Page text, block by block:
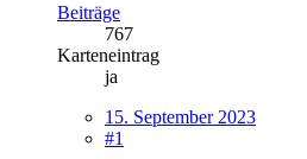
Beiträge
767
Karteneintrag
ja
15. September 2023
#1